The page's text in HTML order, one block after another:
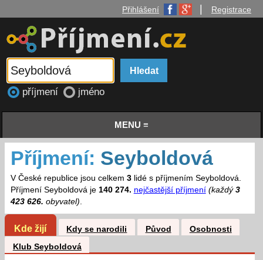
Přihlášení Registrace
příjmení jméno
MENU ≡
Příjmení: Seyboldová
V České republice jsou celkem 3lidé s příjmením Seyboldová.
Příjmení Seyboldová je 140 274. nejčastější příjmení (každý 3
423 626. obyvatel).
Kde žijí Kdy se narodili Původ
Osobnosti
Klub Seyboldová